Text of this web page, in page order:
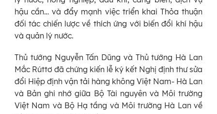
hậu cần… và đẩy mạnh việc triển khai Thỏa thuận
đối tác chiến lược về thích ứng với biến đổi khí hậu
và quản lý nước.
Thủ tướng Nguyễn Tấn Dũng và Thủ tướng Hà Lan
Mắc Rúttơ đã chứng kiến lễ ký kết Nghị định thư sửa
đổi Hiệp định vận tải hàng không Việt Nam- Hà Lan
và Bản ghi nhớ giữa Bộ Tài nguyên và Môi trường
Việt Nam và Bộ Hạ tầng và Môi trường Hà Lan về